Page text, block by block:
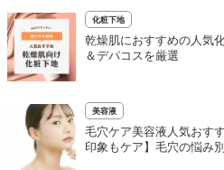
化粧下地
乾燥肌におすすめの人気
＆デパコスを厳選
美容液
毛穴ケア美容液人気おす
印象もケア】毛穴の悩み